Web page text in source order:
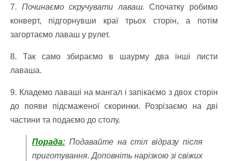
7. Починаємо скручувати лаваш. Спочатку робимо
конверт, підгорнувши краї трьох сторін, а потім
загортаємо лаваш у рулет.
8. Так само збираємо в шаурму два інші листи
лаваша.
9. Кладемо лаваші на мангал і запікаємо з двох сторін
до появи підсмаженої скоринки. Розрізаємо на дві
частини та подаємо до столу.
Порада: Подавайте на стіл відразу після
приготування. Доповніть нарізкою зі свіжих